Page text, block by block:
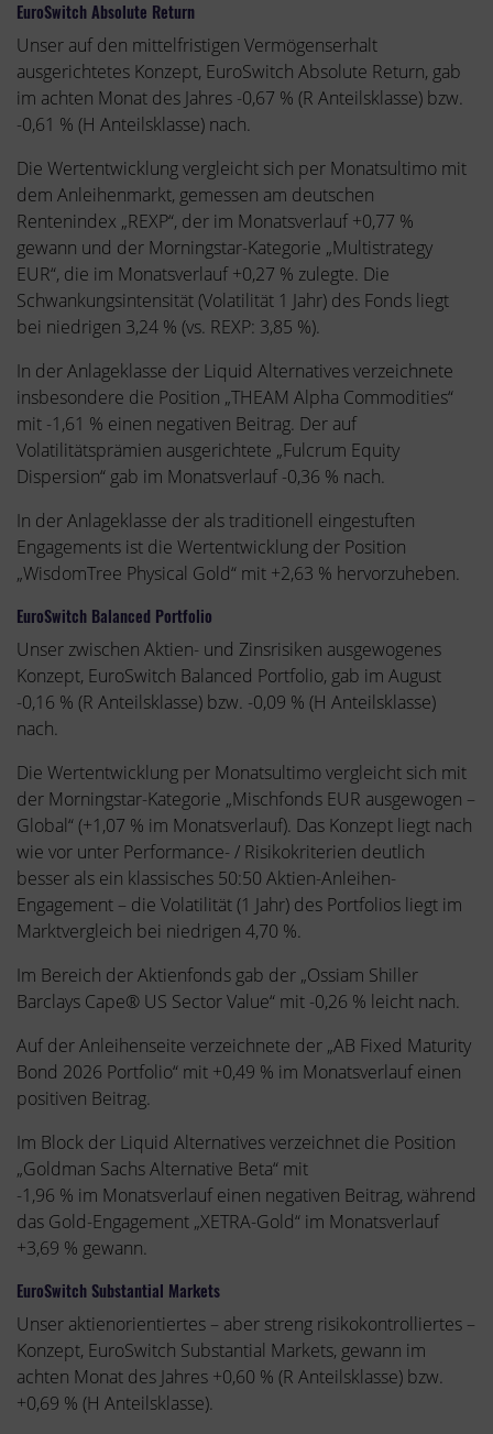
EuroSwitch Absolute Return
Unser auf den mittelfristigen Vermögenserhalt
ausgerichtetes Konzept, EuroSwitch Absolute Return, gab
im achten Monat des Jahres -0,67 % (R Anteilsklasse) bzw.
-0,61 % (H Anteilsklasse) nach.
Die Wertentwicklung vergleicht sich per Monatsultimo mit
dem Anleihenmarkt, gemessen am deutschen
Rentenindex „REXP“, der im Monatsverlauf +0,77 %
gewann und der Morningstar-Kategorie „Multistrategy
EUR“, die im Monatsverlauf +0,27 % zulegte. Die
Schwankungsintensität (Volatilität 1 Jahr) des Fonds liegt
bei niedrigen 3,24 % (vs. REXP: 3,85 %).
In der Anlageklasse der Liquid Alternatives verzeichnete
insbesondere die Position „THEAM Alpha Commodities“
mit -1,61 % einen negativen Beitrag. Der auf
Volatilitätsprämien ausgerichtete „Fulcrum Equity
Dispersion“ gab im Monatsverlauf -0,36 % nach.
In der Anlageklasse der als traditionell eingestuften
Engagements ist die Wertentwicklung der Position
„WisdomTree Physical Gold“ mit +2,63 % hervorzuheben.
EuroSwitch Balanced Portfolio
Unser zwischen Aktien- und Zinsrisiken ausgewogenes
Konzept, EuroSwitch Balanced Portfolio, gab im August
-0,16 % (R Anteilsklasse) bzw. -0,09 % (H Anteilsklasse)
nach.
Die Wertentwicklung per Monatsultimo vergleicht sich mit
der Morningstar-Kategorie „Mischfonds EUR ausgewogen –
Global“ (+1,07 % im Monatsverlauf). Das Konzept liegt nach
wie vor unter Performance- / Risikokriterien deutlich
besser als ein klassisches 50:50 Aktien-Anleihen-
Engagement – die Volatilität (1 Jahr) des Portfolios liegt im
Marktvergleich bei niedrigen 4,70 %.
Im Bereich der Aktienfonds gab der „Ossiam Shiller
Barclays Cape® US Sector Value“ mit -0,26 % leicht nach.
Auf der Anleihenseite verzeichnete der „AB Fixed Maturity
Bond 2026 Portfolio“ mit +0,49 % im Monatsverlauf einen
positiven Beitrag.
Im Block der Liquid Alternatives verzeichnet die Position
„Goldman Sachs Alternative Beta“ mit
-1,96 % im Monatsverlauf einen negativen Beitrag, während
das Gold-Engagement „XETRA-Gold“ im Monatsverlauf
+3,69 % gewann.
EuroSwitch Substantial Markets
Unser aktienorientiertes – aber streng risikokontrolliertes –
Konzept, EuroSwitch Substantial Markets, gewann im
achten Monat des Jahres +0,60 % (R Anteilsklasse) bzw.
+0,69 % (H Anteilsklasse).